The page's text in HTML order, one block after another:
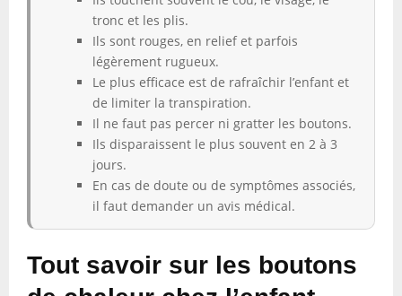
tronc et les plis.
Ils sont rouges, en relief et parfois
légèrement rugueux.
Le plus efficace est de rafraîchir l’enfant et
de limiter la transpiration.
Il ne faut pas percer ni gratter les boutons.
Ils disparaissent le plus souvent en 2 à 3
jours.
En cas de doute ou de symptômes associés,
il faut demander un avis médical.
Tout savoir sur les boutons